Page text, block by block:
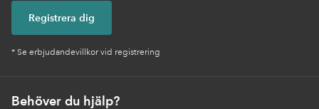
Registrera dig
* Se erbjudandevillkor vid registrering
Behöver du hjälp?